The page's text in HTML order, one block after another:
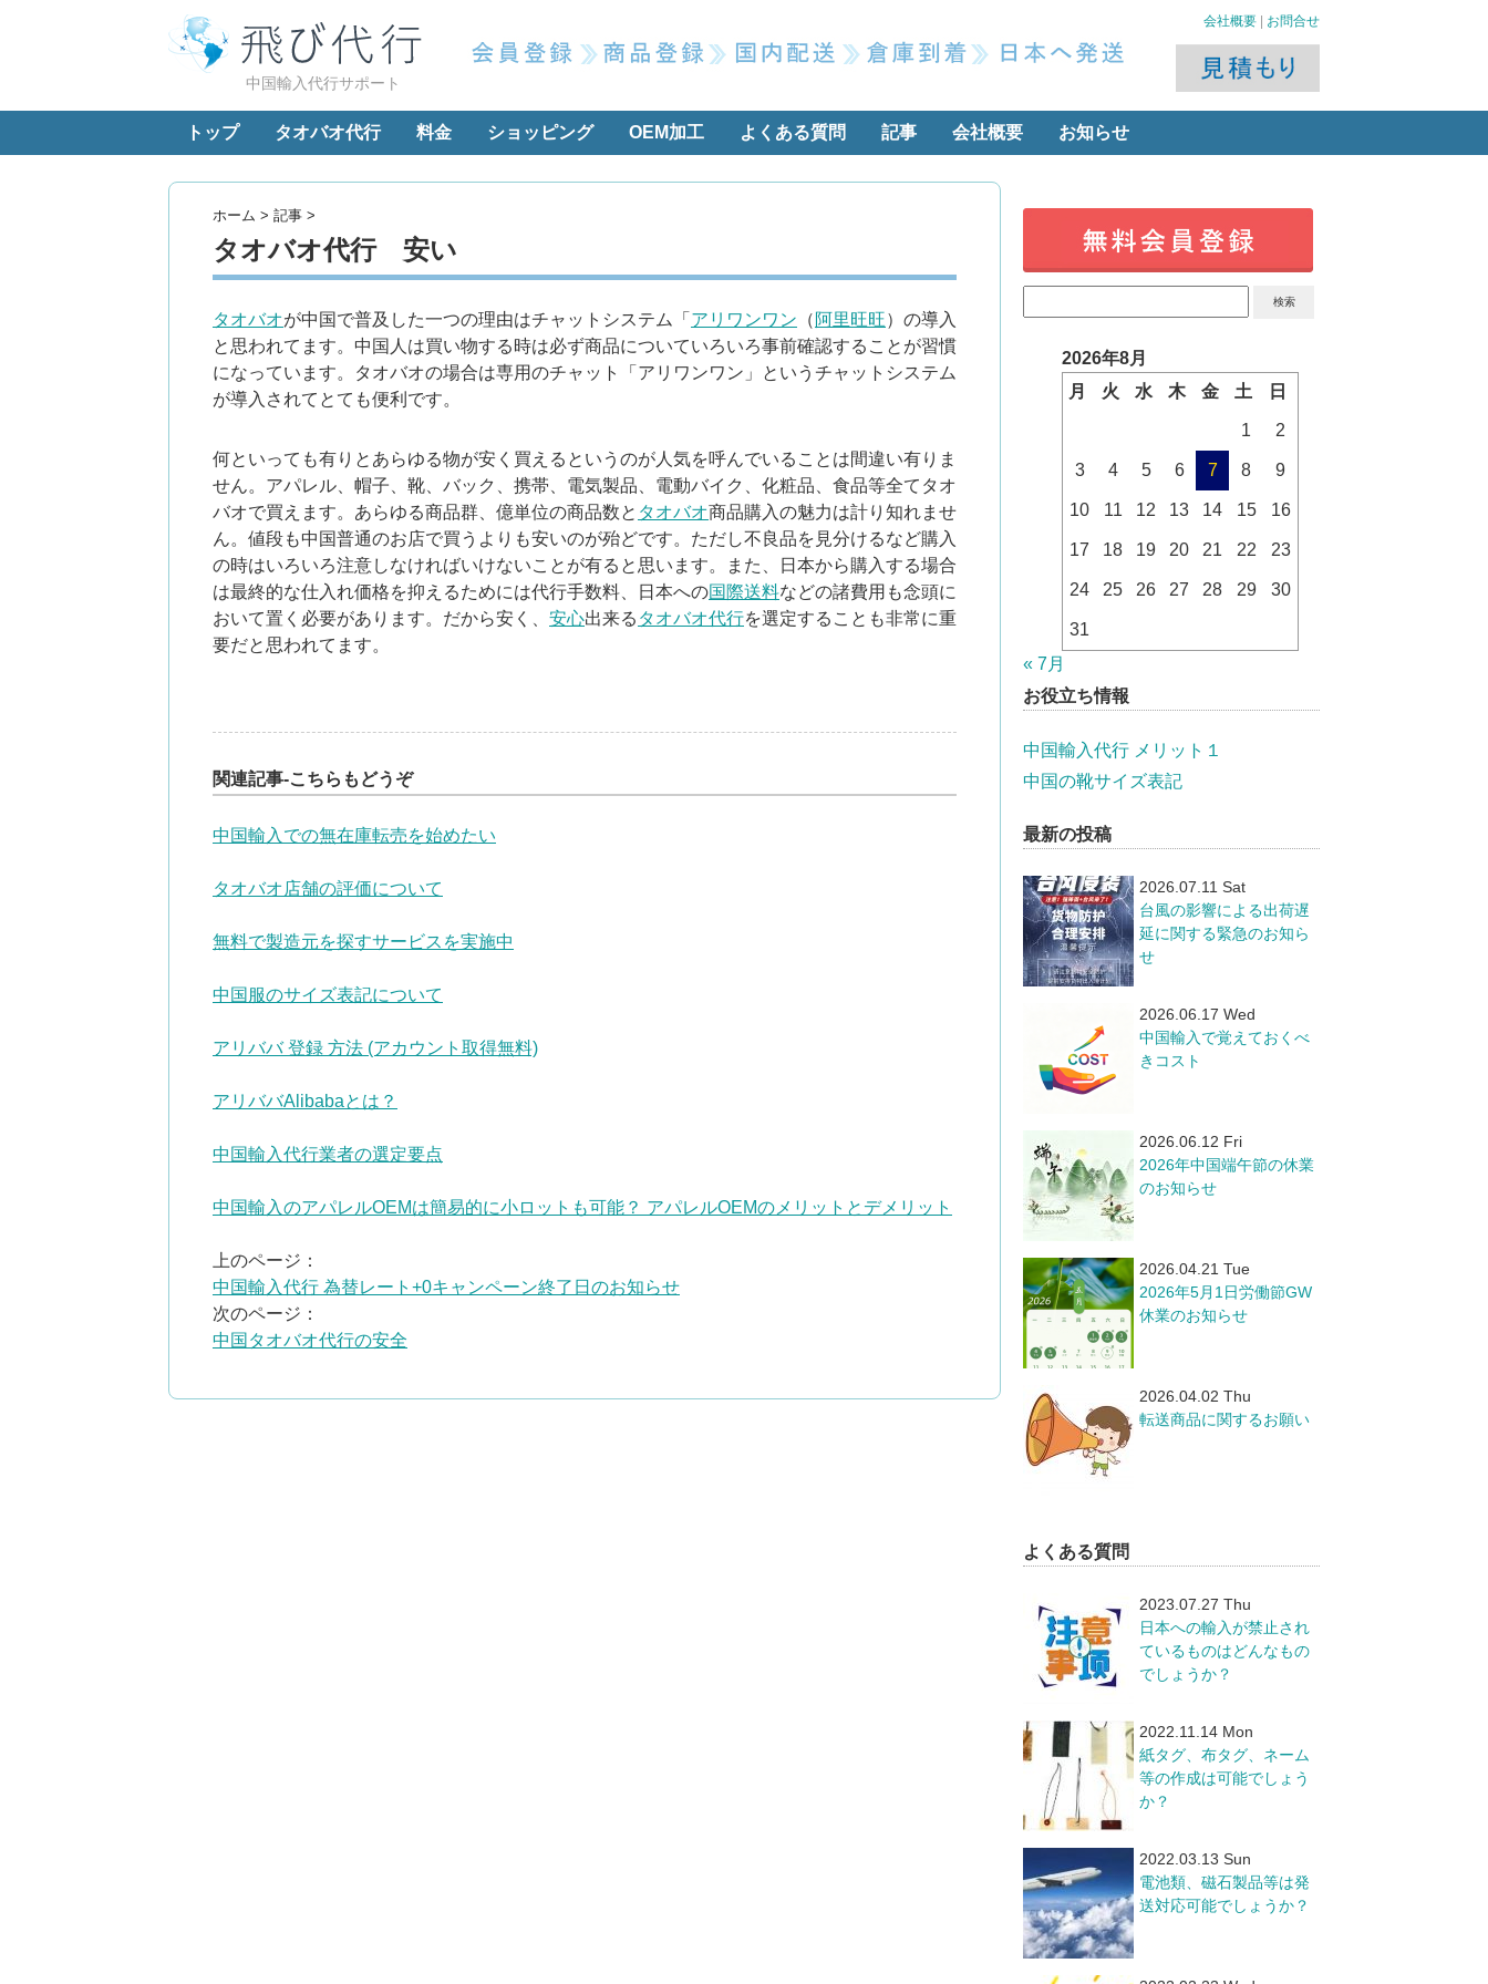
中国輸入代行サポート
会社概要 お問合せ
トップ タオバオ代行 料金 ショッピング OEM加工 よくある質問 記事 会社概要 お知らせ
ホーム > 記事 >
タオバオ代行 安い
タオバオが中国で普及した一つの理由はチャットシステム「 アリワンワン （ 阿里旺旺）の導入
と思われてます。中国人は買い物する時は必ず商品についていろいろ事前確認することが習慣
になっています。タオバオの場合は専用のチャット「アリワンワン」というチャットシステム
が導入されてとても便利です。
何といっても有りとあらゆる物が安く買えるというのが人気を呼んでいることは間違い有りま
せん。アパレル、帽子、靴、バック、携帯、電気製品、電動バイク、化粧品、食品等全てタオ
バオで買えます。あらゆる商品群、億単位の商品数と タオバオ商品購入の魅力は計り知れませ
ん。値段も中国普通のお店で買うよりも安いのが殆どです。ただし不良品を見分けるなど購入
の時はいろいろ注意しなければいけないことが有ると思います。また、日本から購入する場合
は最終的な仕入れ価格を抑えるためには代行手数料、日本への国際送料などの諸費用も念頭に
おいて置く必要があります。だから安く、 安心出来る タオバオ代行を選定することも非常に重
要だと思われてます。
関連記事-こちらもどうぞ
中国輸入での無在庫転売を始めたい
タオバオ店舗の評価について
無料で製造元を探すサービスを実施中
中国服のサイズ表記について
アリババ 登録 方法 (アカウント取得無料)
アリババAlibabaとは？
中国輸入代行業者の選定要点
中国輸入のアパレルOEMは簡易的に小ロットも可能？ アパレルOEMのメリットとデメリット
上のページ：
中国輸入代行 為替レート+0キャンペーン終了日のお知らせ
次のページ：
中国タオバオ代行の安全
2026年8月
月
火 水 木 金 土 日
1 2
3 4 5 6 7 8 9
10 11 12 13 14 15 16
17 18 19 20 21 22 23
24 25 26 27 28 29 30
31
« 7月
お役立ち情報
中国輸入代行 メリット１
中国の靴サイズ表記
最新の投稿
2026.07.11 Sat
台風の影響による出荷遅
延に関する緊急のお知ら
せ
2026.06.17 Wed
中国輸入で覚えておくべ
きコスト
2026.06.12 Fri
​2026年中国端午節の休業
のお知らせ
2026.04.21 Tue
​2026年5月1日労働節GW
休業のお知らせ
2026.04.02 Thu
転送商品に関するお願い
よくある質問
2023.07.27 Thu
日本への輸入が禁止され
ているものはどんなもの
でしょうか？
2022.11.14 Mon
紙タグ、布タグ、ネーム
等の作成は可能でしょう
か？
2022.03.13 Sun
電池類、磁石製品等は発
送対応可能でしょうか？